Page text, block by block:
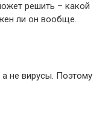
решить – какой
ли он вообще.
не вирусы. Поэтому